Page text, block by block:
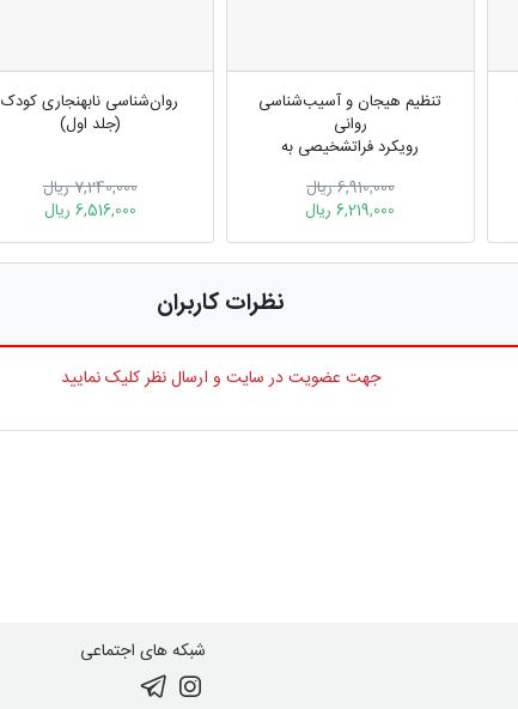
تنظیم هیجان و آسیب‌شناسی
روانی
رویکرد فراتشخیصی به
6,910,000 ریال
6,219,000 ریال
روان‌شناسی نابهنجاری کودک
(جلد اول)
7,240,000 ریال
6,516,000 ریال
نظرات کاربران
جهت عضویت در سایت و ارسال نظر کلیک نمایید
شبکه های اجتماعی